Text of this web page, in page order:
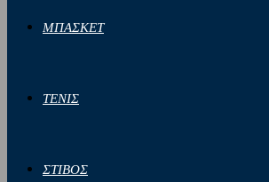
ΜΠΑΣΚΕΤ
ΤΕΝΙΣ
ΣΤΙΒΟΣ